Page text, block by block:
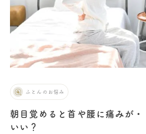
ふとんのお悩み
朝目覚めると首や腰に痛みが・
いい？